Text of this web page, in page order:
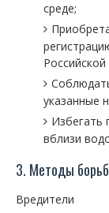
среде;
указанные
Избегать
вблизи
3. Методы
Вредители